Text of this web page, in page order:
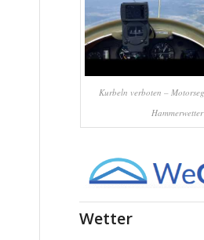
Kurbeln verboten –
Hammerwetter
Wetter